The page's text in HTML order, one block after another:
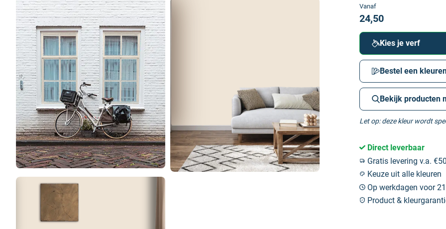
Vanaf
24,50
Kies je verf
Bestel een
Bekijk producten
Let op: deze kleur wordt
Direct leverbaar
Gratis levering v.a.
Keuze uit alle kleuren
Op werkdagen voor
Product &